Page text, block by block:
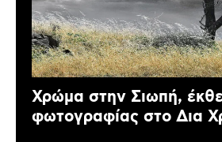
Χρώμα στην Σιωπή,
φωτογραφίας στο Δια